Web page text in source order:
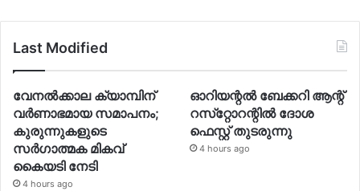
Last Modified
വേനല്‍ക്കാല ക്യാമ്പിന്
വര്‍ണാഭമായ സമാപനം;
കുരുന്നുകളുടെ
സര്‍ഗാത്മക മികവ്
കൈയടി നേടി
4 hours ago
ഓറിയന്റല്‍ ബേക്കറി ആന്റ്
റസ്‌റ്റോറന്റില്‍ ദോശ
ഫെസ്റ്റ് തുടരുന്നു
4 hours ago